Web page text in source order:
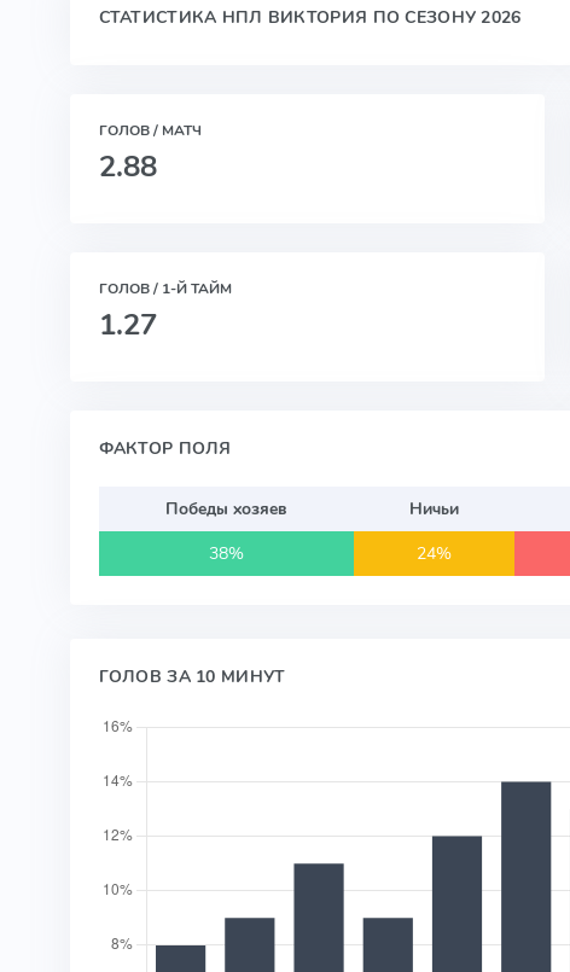
СТАТИСТИКА НПЛ ВИКТОРИЯ ПО СЕЗОНУ 2026
ГОЛОВ / МАТЧ
2.88
ГОЛОВ / 1-Й ТАЙМ
1.27
ФАКТОР ПОЛЯ
Победы хозяев Ничьи
38%
24%
ГОЛОВ ЗА 10 МИНУТ